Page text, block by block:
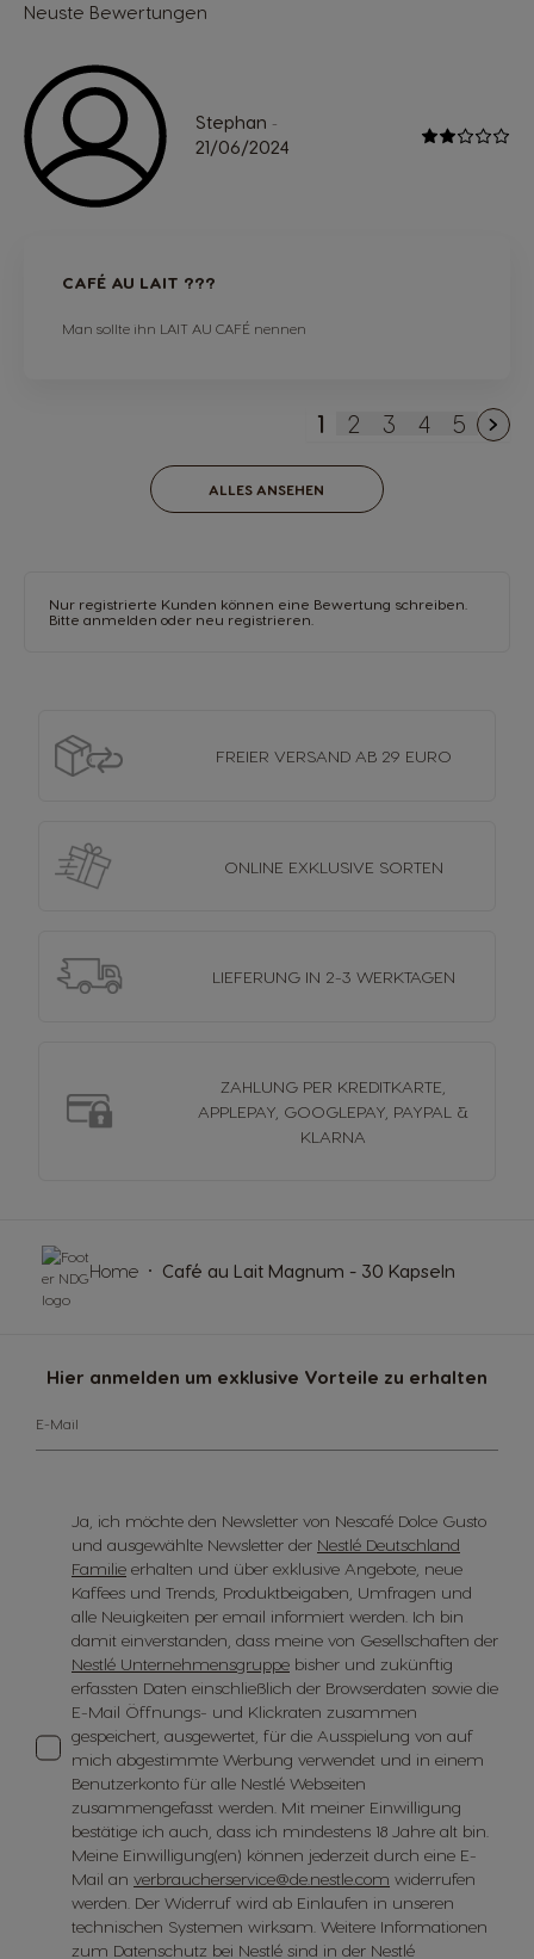
Neuste Bewertungen
Stephan -
21/06/2024
CAFÉ AU LAIT ???
Man sollte ihn LAIT AU CAFÉ nennen
Sie lesen gerade
1 Seite
2 Seite
3 Seite
4 Seite
5
ALLES ANSEHEN
Nur registrierte Kunden können eine Bewertung schreiben.
Bitte anmelden oder neu registrieren.
FREIER VERSANDAB 29 EURO
ONLINE EXKLUSIVE SORTEN
LIEFERUNGIN 2-3 WERKTAGEN
ZAHLUNG PER KREDITKARTE,
APPLEPAY, GOOGLEPAY, PAYPAL &
KLARNA
Hier anmelden um exklusive Vorteile zu erhalten
E-Mail
Ja, ich möchte den Newsletter von Nescafé Dolce Gusto
und ausgewählte Newsletter der Nestlé Deutschland
Familie erhalten und über exklusive Angebote, neue
Kaffees und Trends, Produktbeigaben, Umfragen und
alle Neuigkeiten per email informiert werden. Ich bin
damit einverstanden, dass meine von Gesellschaften der
Nestlé Unternehmensgruppe bisher und zukünftig
erfassten Daten einschließlich der Browserdaten sowie die
E-Mail Öffnungs- und Klickraten zusammen
gespeichert, ausgewertet, für die Ausspielung von auf
mich abgestimmte Werbung verwendet und in einem
Benutzerkonto für alle Nestlé Webseiten
zusammengefasst werden. Mit meiner Einwilligung
bestätige ich auch, dass ich mindestens 18 Jahre alt bin.
Meine Einwilligung(en) können jederzeit durch eine E-
Mail an verbraucherservice@de.nestle.com widerrufen
werden. Der Widerruf wird ab Einlaufen in unseren
technischen Systemen wirksam. Weitere Informationen
zum Datenschutz bei Nestlé sind in der Nestlé
Home Café au Lait Magnum - 30 Kapseln